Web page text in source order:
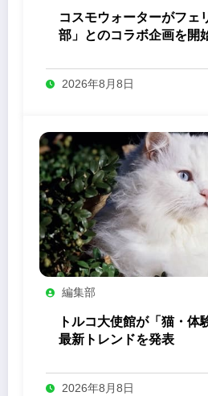
コスモウォーターがフェ
部」とのコラボ企画を開
2026年8月8日
編集部
トルコ大使館が「猫・体
最新トレンドを発表
2026年8月8日